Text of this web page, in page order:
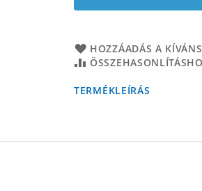
HOZZÁADÁS A
TERMÉKLEÍRÁS